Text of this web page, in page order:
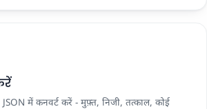
JSON में कनवर्ट करें - मुफ़्त, निजी, तत्काल, कोई